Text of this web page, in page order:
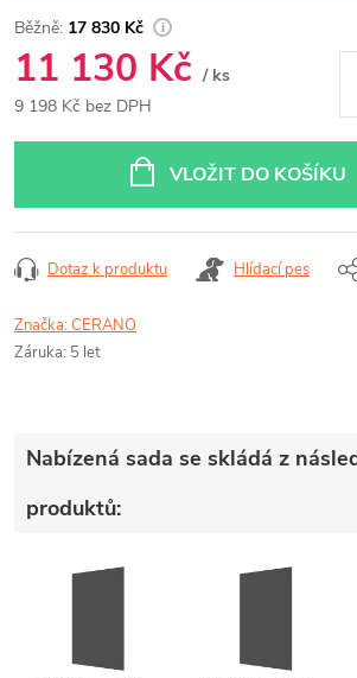
17 830 Kč
11 130 Kč / ks
9 198 Kč bez DPH
VLOŽIT DO KOŠÍKU
Dotaz k produktu Hlídací pes
Značka:CERANO
Záruka: 5 let
Nabízená sada se skládá z
produktů: